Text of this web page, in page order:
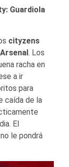
Guardiola
cityzens
Arsenal. Los
racha en
a ir
para
caída de la
El
le pondrá